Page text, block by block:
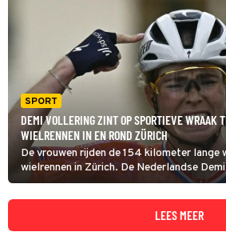
SPORT
DEMI VOLLERING ZINT OP SPORTIEVE WRAAK
WIELRENNEN IN EN ROND ZÜRICH
De vrouwen rijden de 154 kilometer lange
wielrennen in Zürich. De Nederlandse
kanshebbers. Vorig jaar werd ze tweede,
Lotte Kopecky.
LEES MEER